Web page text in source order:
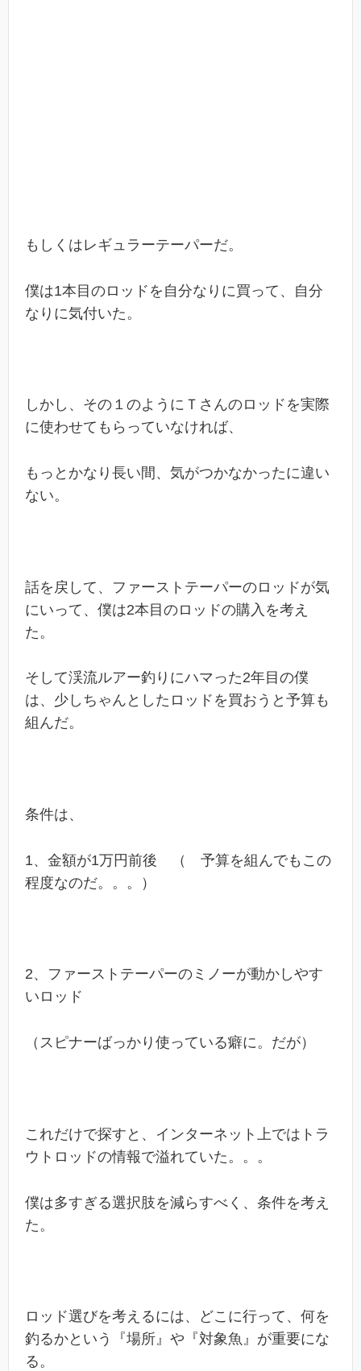
もしくはレギュラーテーパーだ。
僕は1本目のロッドを自分なりに買って、自分
なりに気付いた。
しかし、その１のようにＴさんのロッドを実際
に使わせてもらっていなければ、
もっとかなり長い間、気がつかなかったに違い
ない。
話を戻して、ファーストテーパーのロッドが気
にいって、僕は2本目のロッドの購入を考え
た。
そして渓流ルアー釣りにハマった2年目の僕
は、少しちゃんとしたロッドを買おうと予算も
組んだ。
条件は、
1、金額が1万円前後 （ 予算を組んでもこの
程度なのだ。。。）
2、ファーストテーパーのミノーが動かしやす
いロッド
（スピナーばっかり使っている癖に。だが）
これだけで探すと、インターネット上ではトラ
ウトロッドの情報で溢れていた。。。
僕は多すぎる選択肢を減らすべく、条件を考え
た。
ロッド選びを考えるには、どこに行って、何を
釣るかという『場所』や『対象魚』が重要にな
る。